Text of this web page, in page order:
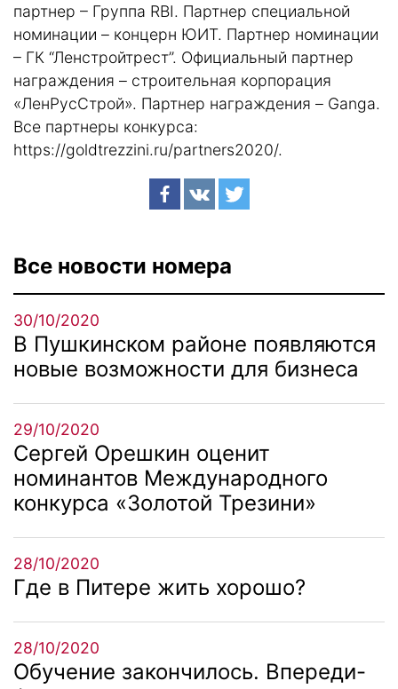
партнер – Группа RBI. Партнер специальной
номинации – концерн ЮИТ. Партнер номинации
– ГК “Ленстройтрест”. Официальный партнер
награждения – строительная корпорация
«ЛенРусСтрой». Партнер награждения – Ganga.
Все партнеры конкурса:
https://goldtrezzini.ru/partners2020/.
Все новости номера
30/10/2020
В Пушкинском районе появляются
новые возможности для бизнеса
29/10/2020
Сергей Орешкин оценит
номинантов Международного
конкурса «Золотой Трезини»
28/10/2020
Где в Питере жить хорошо?
28/10/2020
Обучение закончилось. Впереди-